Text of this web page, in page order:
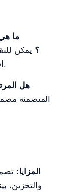
ما
YR06282؟
استقبال مجموعة واسعة من المرضى بأمان.
هل
المزايا:
والتخزين،